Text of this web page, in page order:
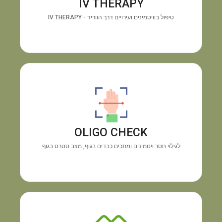
IV THERAPY
טיפול בוויטמינים ועירויים דרך הווריד - IV THERAPY
האנרגיה ושיפור החיוניות תוך זמן קצר.
OLIGO CHECK
לגילוי חסר ויטמינים ומתכים כבדים בגוף, מצב סטרס בגוף
בדיקה טכנולוגית מיידית דרך כף היד.
חוסרים בוויטמינים ומינרלים והצטברות מתכות רעילות,
ללא צורך בבדיקת דם.